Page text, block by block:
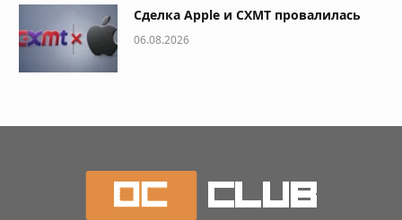
Сделка Apple и CXMT провалилась
06.08.2026